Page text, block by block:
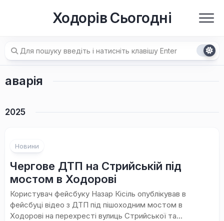
Ходорів Сьогодні
аварія
2025
Новини
Чергове ДТП на Стрийській під
мостом в Ходорові
Користувач фейсбуку Назар Кісіль опублікував в
фейсбуці відео з ДТП під пішоходним мостом в
Ходорові на перехресті вулиць Стрийської та...